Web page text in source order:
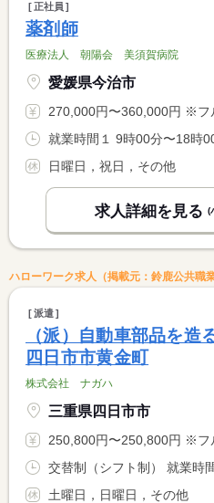
正社員
薬剤師
医療法人 朝陽会 美須賀病院
愛媛県今治市
270,000円〜360,000円 ※フルタイム求人の場合は月額（換算
日曜日，祝日，その他
求人詳細を見る (
ハローワーク求人（掲載元：鈴鹿公共職
派遣
（派）自動車部品を造
四日市市黄金町
株式会社 ナガハ
三重県四日市市
250,800円〜250,800円 ※フルタイム求人の場合は月額（換算
土曜日，日曜日，その他